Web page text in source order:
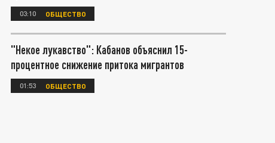
03:10 ОБЩЕСТВО
"Некое лукавство": Кабанов объяснил 15-
процентное снижение притока мигрантов
01:53 ОБЩЕСТВО